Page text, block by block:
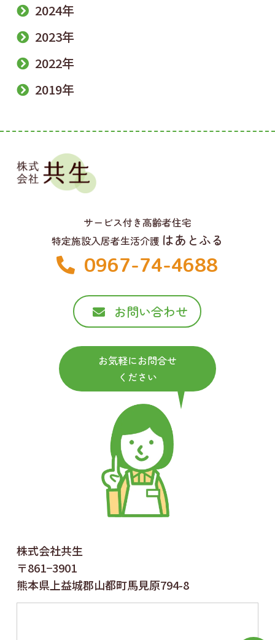
2024年
2023年
2022年
2019年
株式会社共生
〒861−3901
熊本県上益城郡山都町馬見原794-8
サービス付き高齢者住宅
特定施設入居者生活介護 はあとふる
0967-74-4688
お問い合わせ
お気軽にお問合せ
ください